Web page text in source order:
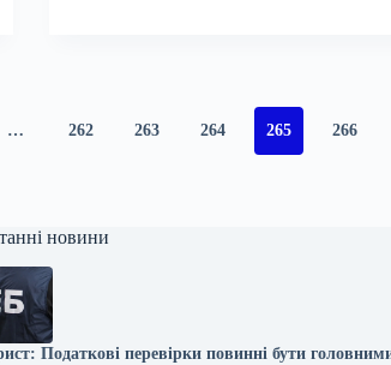
… 262 263 264 265 266
новини
Податкові перевірки повинні бути